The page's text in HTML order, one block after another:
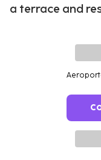
a terrace and